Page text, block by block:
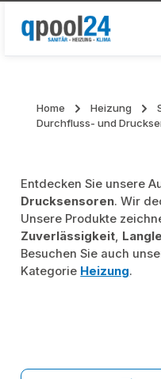
Zum Hauptinhalt springen
Home Heizung
Durchfluss- und
Entdecken Sie unsere
Drucksensoren. Wir
Unsere Produkte
Zuverlässigkeit,
Besuchen Sie auch
Kategorie Heizung.